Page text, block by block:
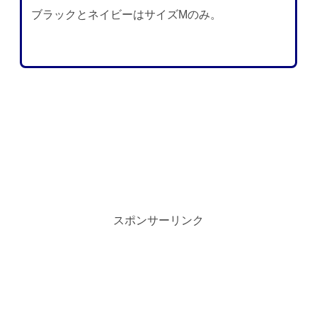
ブラックとネイビーはサイズMのみ。
スポンサーリンク